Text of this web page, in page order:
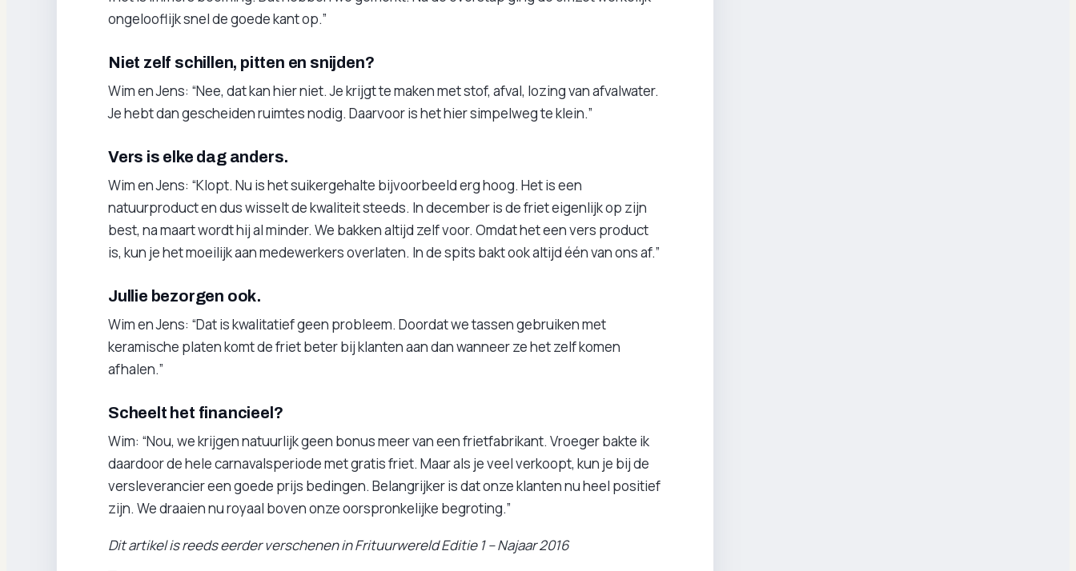
ongelooflijk snel de goede kant op.”
Niet zelf schillen, pitten en snijden?
Wim en Jens: “Nee, dat kan hier niet. Je krijgt te maken met stof, afval, lozing van afvalwater.
Je hebt dan gescheiden ruimtes nodig. Daarvoor is het hier simpelweg te klein.”
Vers is elke dag anders.
Wim en Jens: “Klopt. Nu is het suikergehalte bijvoorbeeld erg hoog. Het is een
natuurproduct en dus wisselt de kwaliteit steeds. In december is de friet eigenlijk op zijn
best, na maart wordt hij al minder. We bakken altijd zelf voor. Omdat het een vers product
is, kun je het moeilijk aan medewerkers overlaten. In de spits bakt ook altijd één van ons af.”
Jullie bezorgen ook.
Wim en Jens: “Dat is kwalitatief geen probleem. Doordat we tassen gebruiken met
keramische platen komt de friet beter bij klanten aan dan wanneer ze het zelf komen
afhalen.”
Scheelt het financieel?
Wim: “Nou, we krijgen natuurlijk geen bonus meer van een frietfabrikant. Vroeger bakte ik
daardoor de hele carnavalsperiode met gratis friet. Maar als je veel verkoopt, kun je bij de
versleverancier een goede prijs bedingen. Belangrijker is dat onze klanten nu heel positief
zijn. We draaien nu royaal boven onze oorspronkelijke begroting.”
Dit artikel is reeds eerder verschenen in Frituurwereld Editie 1 – Najaar 2016